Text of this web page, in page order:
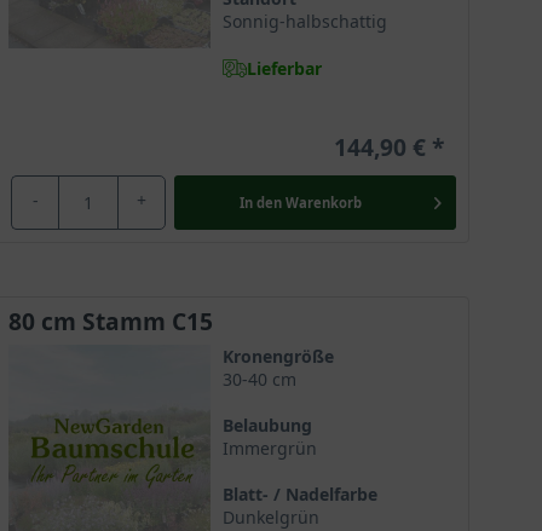
Sonnig-halbschattig
Lieferbar
144,90 €
- + In den Warenkorb
80 cm Stamm C15
Kronengröße
30-40 cm
Belaubung
Immergrün
Blatt- / Nadelfarbe
Dunkelgrün